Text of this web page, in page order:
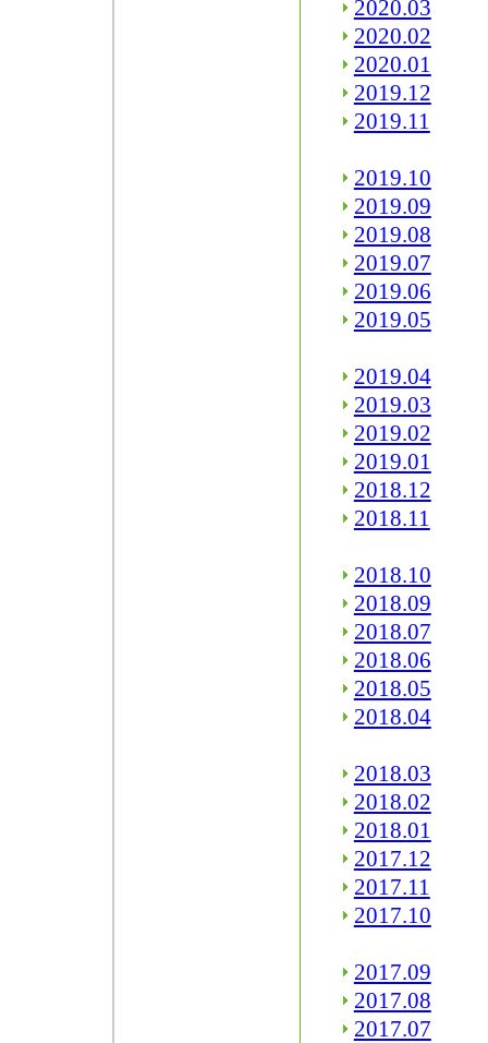
2020.03
2020.02
2020.01
2019.12
2019.11
2019.10
2019.09
2019.08
2019.07
2019.06
2019.05
2019.04
2019.03
2019.02
2019.01
2018.12
2018.11
2018.10
2018.09
2018.07
2018.06
2018.05
2018.04
2018.03
2018.02
2018.01
2017.12
2017.11
2017.10
2017.09
2017.08
2017.07